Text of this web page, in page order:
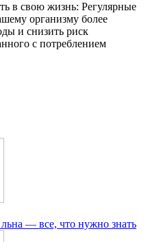
в свою жизнь: Регулярные
организму более
и снизить риск
с потреблением
— все, что нужно знать